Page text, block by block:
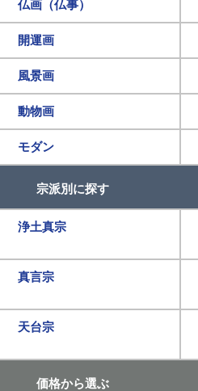
仏画（仏事）
開運画
風景画
動物画
モダン
宗派別に探す
浄土真宗
真言宗
天台宗
価格から選ぶ